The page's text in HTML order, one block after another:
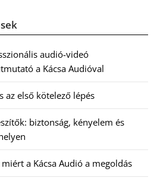
audió-videó
a Kácsa Audióval
az első kötelező lépés
biztonság, kényelem és
miért a Kácsa Audió a megoldás